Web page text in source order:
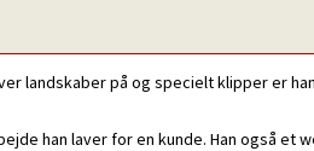
landskaber på og specielt klipper er
han laver for en kunde. Han også et